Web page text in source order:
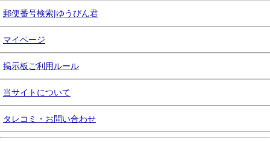
郵便番号検索|ゆうびん君
マイページ
掲示板ご利用ルール
当サイトについて
タレコミ・お問い合わせ